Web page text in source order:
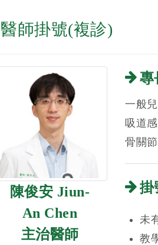
醫師掛號(複診)
陳俊安 Jiun-
An Chen
主治醫師
專
一般
吸道
骨關
掛
未
教